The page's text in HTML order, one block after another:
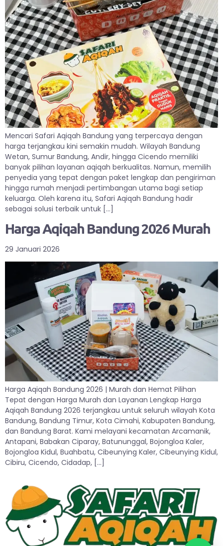
Mencari Safari Aqiqah Bandung yang terpercaya dengan
harga terjangkau kini semakin mudah. Wilayah Bandung
Wetan, Sumur Bandung, Andir, hingga Cicendo memiliki
banyak pilihan layanan aqiqah berkualitas. Namun, memilih
penyedia yang tepat dengan paket lengkap dan pengiriman
hingga rumah menjadi pertimbangan utama bagi setiap
keluarga. Oleh karena itu, Safari Aqiqah Bandung hadir
sebagai solusi terbaik untuk […]
Harga Aqiqah Bandung 2026 Murah
29 Januari 2026
Harga Aqiqah Bandung 2026 | Murah dan Hemat Pilihan
Tepat dengan Harga Murah dan Layanan Lengkap Harga
Aqiqah Bandung 2026 terjangkau untuk seluruh wilayah Kota
Bandung, Bandung Timur, Kota Cimahi, Kabupaten Bandung,
dan Bandung Barat. Kami melayani kecamatan Arcamanik,
Antapani, Babakan Ciparay, Batununggal, Bojongloa Kaler,
Bojongloa Kidul, Buahbatu, Cibeunying Kaler, Cibeunying Kidul,
Cibiru, Cicendo, Cidadap, […]